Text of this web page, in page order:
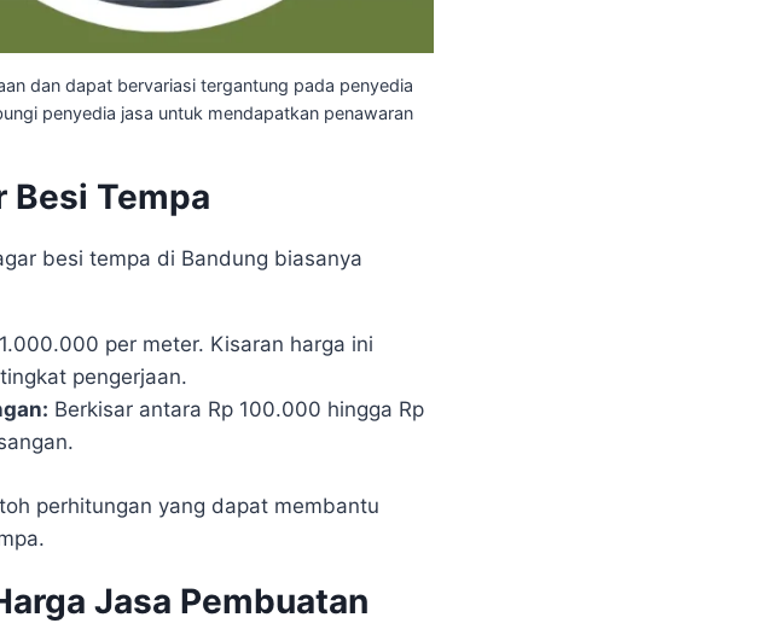
dan dapat bervariasi tergantung pada penyedia
penyedia jasa untuk mendapatkan penawaran
Besi Tempa
besi tempa di Bandung biasanya
per meter. Kisaran harga ini
pengerjaan.
Berkisar antara Rp 100.000 hingga Rp
perhitungan yang dapat membantu
Jasa Pembuatan